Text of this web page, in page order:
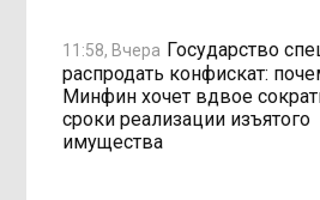
11:58, Вчера Государство
распродать конфискат:
Минфин хочет вдвое
сроки реализации изъятого
имущества